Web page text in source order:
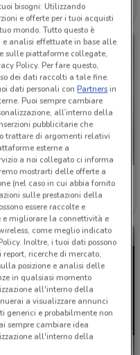
Nissan
il 31/12
bisogni: Utilizzando
e offerte per i tuoi acquisti
mondo. Tutto questo è
e analisi effettuate in base alle
sulle piattaforme collegate,
Policy. Per fare questo,
dei dati raccolti a tale fine.
dati personali conPartnersin
Puoi sempre cambiare
all’interno della
pubblicitarie che
trattare di argomenti relativi
esterne a
a noi collegato ci informa
mostrarti delle offerte a
(nel caso in cui abbia fornito
sulle prestazioni della
essere raccolte e
e migliorare la connettività e
come meglio indicato
Inoltre, i tuoi dati possono
ricerche di mercato,
posizione e analisi delle
in qualsiasi momento
all'interno della
a visualizzare annunci
generici e probabilmente non
sempre cambiare idea
all'interno della